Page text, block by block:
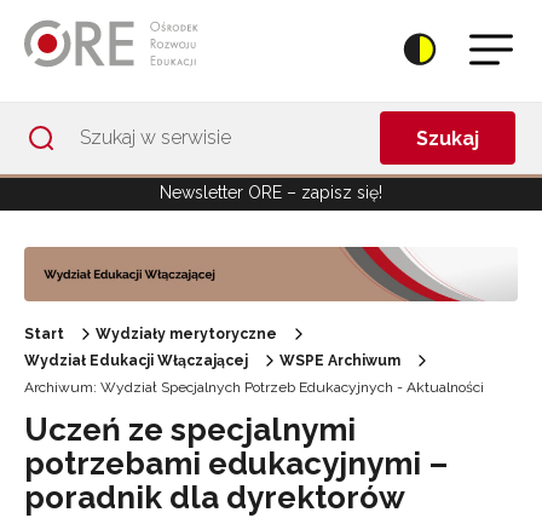
Szukaj
Newsletter ORE – zapisz się!
Start
Wydziały merytoryczne
Wydział Edukacji Włączającej
WSPE Archiwum
Archiwum: Wydział Specjalnych Potrzeb Edukacyjnych - Aktualności
Uczeń ze specjalnymi
potrzebami edukacyjnymi –
poradnik dla dyrektorów